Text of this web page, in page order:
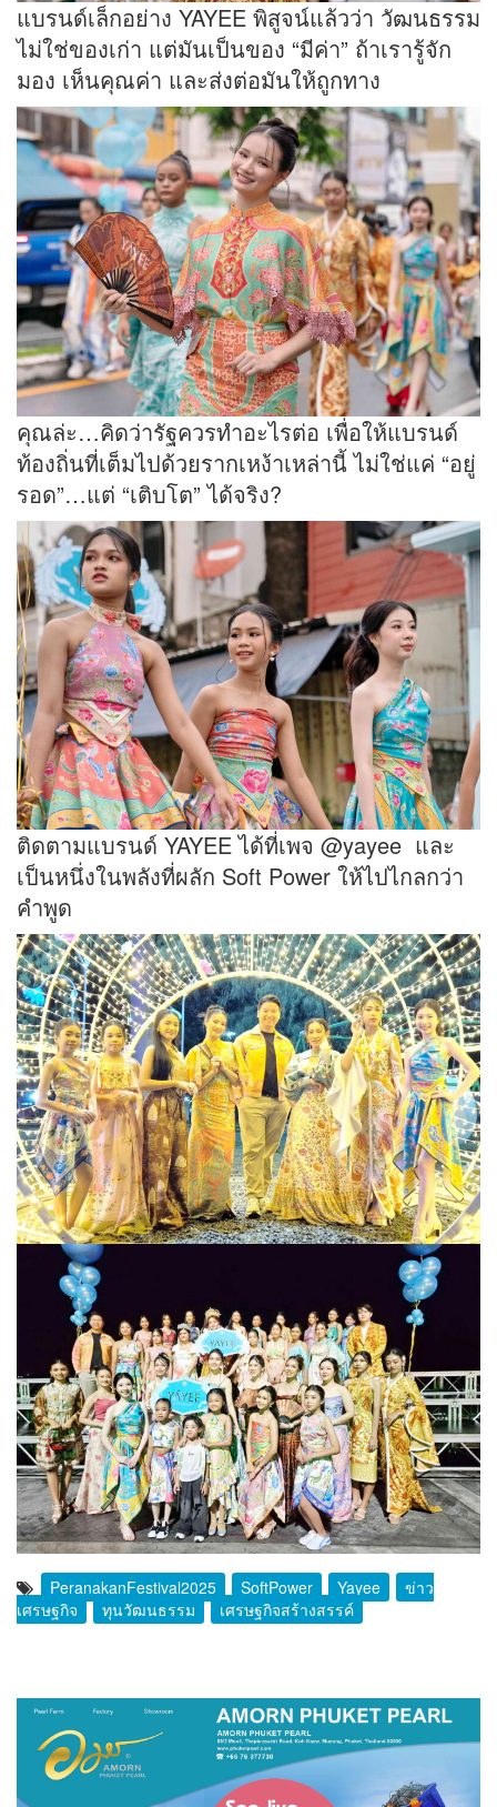
แบรนด์เล็กอย่าง YAYEE พิสูจน์แล้วว่า วัฒนธรรม
ไม่ใช่ของเก่า แต่มันเป็นของ “มีค่า” ถ้าเรารู้จัก
มอง เห็นคุณค่า และส่งต่อมันให้ถูกทาง
คุณล่ะ…คิดว่ารัฐควรทำอะไรต่อ เพื่อให้แบรนด์
ท้องถิ่นที่เต็มไปด้วยรากเหง้าเหล่านี้ ไม่ใช่แค่ “อยู่
รอด”…แต่ “เติบโต” ได้จริง?
ติดตามแบรนด์ YAYEE ได้ที่เพจ @yayee และ
เป็นหนึ่งในพลังที่ผลัก Soft Power ให้ไปไกลกว่า
คำพูด
PeranakanFestival2025 SoftPower Yayee
ข่าว
เศรษฐกิจ
ทุนวัฒนธรรม เศรษฐกิจสร้างสรรค์